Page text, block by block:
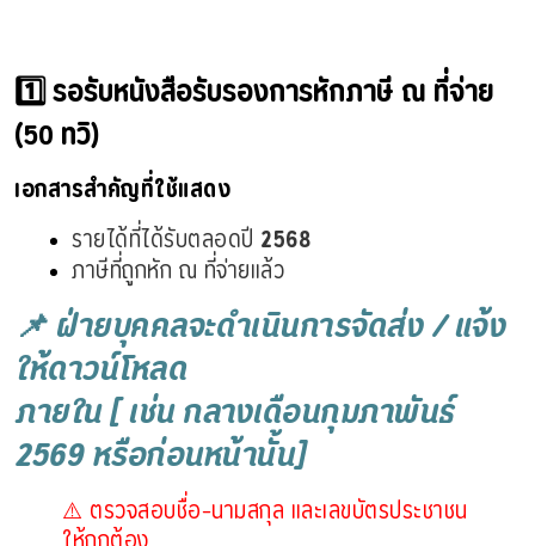
1️⃣ รอรับหนังสือรับรองการหักภาษี ณ ที่จ่าย
(50 ทวิ)
เอกสารสำคัญที่ใช้แสดง
รายได้ที่ได้รับตลอดปี 2568
ภาษีที่ถูกหัก ณ ที่จ่ายแล้ว
📌 ฝ่ายบุคคลจะดำเนินการจัดส่ง / แจ้ง
ให้ดาวน์โหลด
ภายใน [ เช่น กลางเดือนกุมภาพันธ์
2569 หรือก่อนหน้านั้น]
⚠️ ตรวจสอบชื่อ–นามสกุล และเลขบัตรประชาชน